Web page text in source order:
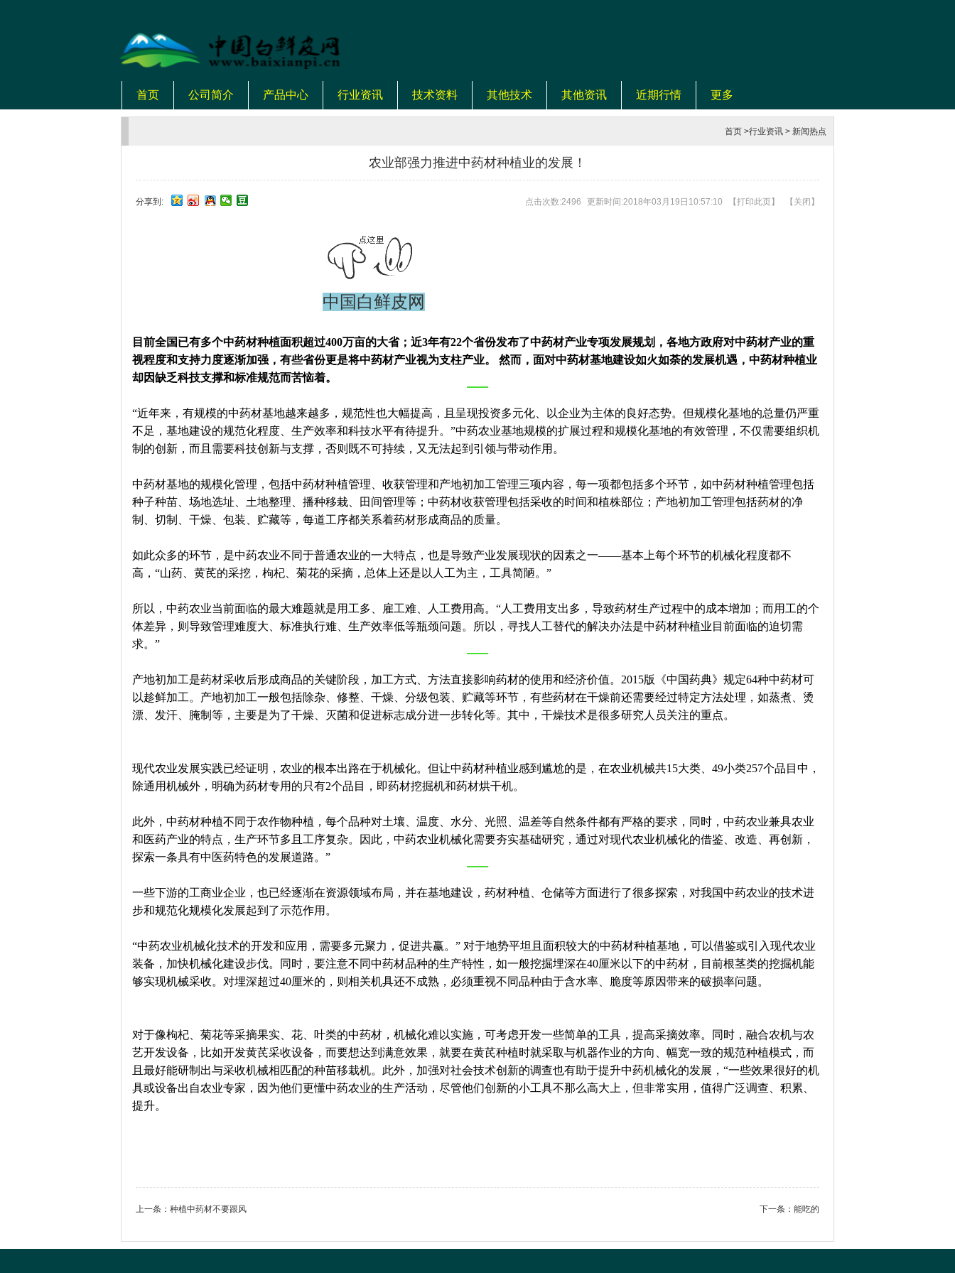
首页 公司简介 产品中心 行业资讯 技术资料 其他技术 其他资讯 近期行情 更多
首页 >行业资讯 > 新闻热点
农业部强力推进中药材种植业的发展！
分享到: 点击次数:2496 更新时间:2018年03月19日10:57:10 【打印此页】 【 关闭 】
中国白鲜皮网
目前全国已有多个中药材种植面积超过400万亩的大省；近3年有22个省份发布了中药材产业专项发展规划，各地方政府对中药材产业的重
视程度和支持力度逐渐加强，有些省份更是将中药材产业视为支柱产业。 然而，面对中药材基地建设如火如荼的发展机遇，中药材种植业
却因缺乏科技支撑和标准规范而苦恼着。
“近年来，有规模的中药材基地越来越多，规范性也大幅提高，且呈现投资多元化、以企业为主体的良好态势。但规模化基地的总量仍严重
不足，基地建设的规范化程度、生产效率和科技水平有待提升。”中药农业基地规模的扩展过程和规模化基地的有效管理，不仅需要组织机
制的创新，而且需要科技创新与支撑，否则既不可持续，又无法起到引领与带动作用。
中药材基地的规模化管理，包括中药材种植管理、收获管理和产地初加工管理三项内容，每一项都包括多个环节，如中药材种植管理包括
种子种苗、场地选址、土地整理、播种移栽、田间管理等；中药材收获管理包括采收的时间和植株部位；产地初加工管理包括药材的净
制、切制、干燥、包装、贮藏等，每道工序都关系着药材形成商品的质量。
如此众多的环节，是中药农业不同于普通农业的一大特点，也是导致产业发展现状的因素之一——基本上每个环节的机械化程度都不
高，“山药、黄芪的采挖，枸杞、菊花的采摘，总体上还是以人工为主，工具简陋。”
所以，中药农业当前面临的最大难题就是用工多、雇工难、人工费用高。“人工费用支出多，导致药材生产过程中的成本增加；而用工的个
体差异，则导致管理难度大、标准执行难、生产效率低等瓶颈问题。所以，寻找人工替代的解决办法是中药材种植业目前面临的迫切需
求。”
产地初加工是药材采收后形成商品的关键阶段，加工方式、方法直接影响药材的使用和经济价值。2015版《中国药典》规定64种中药材可
以趁鲜加工。产地初加工一般包括除杂、修整、干燥、分级包装、贮藏等环节，有些药材在干燥前还需要经过特定方法处理，如蒸煮、烫
漂、发汗、腌制等，主要是为了干燥、灭菌和促进标志成分进一步转化等。其中，干燥技术是很多研究人员关注的重点。
现代农业发展实践已经证明，农业的根本出路在于机械化。但让中药材种植业感到尴尬的是，在农业机械共15大类、49小类257个品目中，
除通用机械外，明确为药材专用的只有2个品目，即药材挖掘机和药材烘干机。
此外，中药材种植不同于农作物种植，每个品种对土壤、温度、水分、光照、温差等自然条件都有严格的要求，同时，中药农业兼具农业
和医药产业的特点，生产环节多且工序复杂。因此，中药农业机械化需要夯实基础研究，通过对现代农业机械化的借鉴、改造、再创新，
探索一条具有中医药特色的发展道路。”
一些下游的工商业企业，也已经逐渐在资源领域布局，并在基地建设，药材种植、仓储等方面进行了很多探索，对我国中药农业的技术进
步和规范化规模化发展起到了示范作用。
“中药农业机械化技术的开发和应用，需要多元聚力，促进共赢。” 对于地势平坦且面积较大的中药材种植基地，可以借鉴或引入现代农业
装备，加快机械化建设步伐。同时，要注意不同中药材品种的生产特性，如一般挖掘埋深在40厘米以下的中药材，目前根茎类的挖掘机能
够实现机械采收。对埋深超过40厘米的，则相关机具还不成熟，必须重视不同品种由于含水率、脆度等原因带来的破损率问题。
对于像枸杞、菊花等采摘果实、花、叶类的中药材，机械化难以实施，可考虑开发一些简单的工具，提高采摘效率。同时，融合农机与农
艺开发设备，比如开发黄芪采收设备，而要想达到满意效果，就要在黄芪种植时就采取与机器作业的方向、幅宽一致的规范种植模式，而
且最好能研制出与采收机械相匹配的种苗移栽机。此外，加强对社会技术创新的调查也有助于提升中药机械化的发展，“一些效果很好的机
具或设备出自农业专家，因为他们更懂中药农业的生产活动，尽管他们创新的小工具不那么高大上，但非常实用，值得广泛调查、积累、
提升。
上一条： 种植中药材不要跟风 下一条： 能吃的